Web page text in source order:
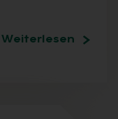
Weiterlesen